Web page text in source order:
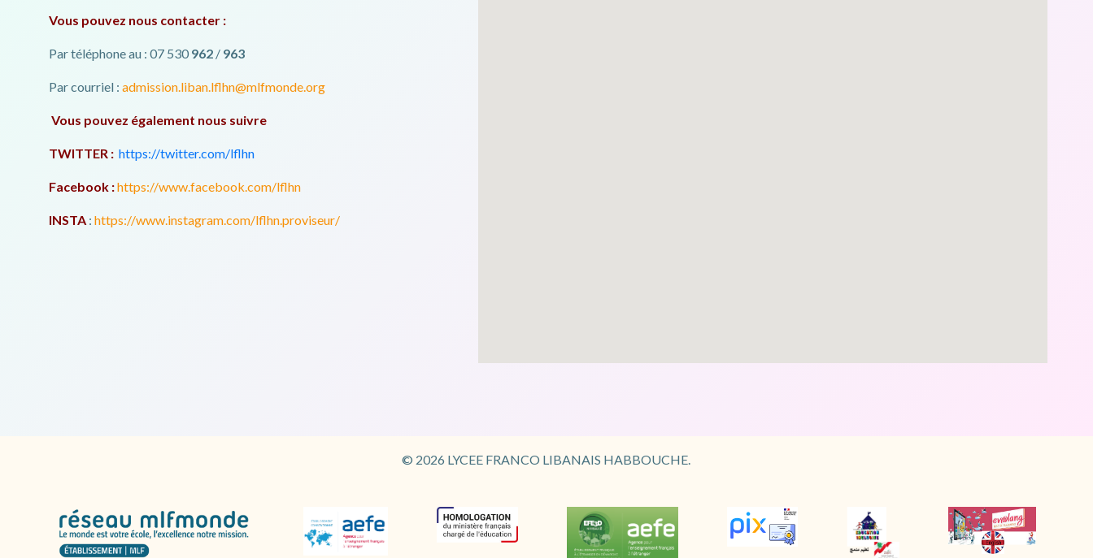
Vous pouvez nous contacter :
Par téléphone au : 07 530 962 / 963
Par courriel :admission.liban.lflhn@mlfmonde.org
Vous pouvez également nous suivre
TWITTER : https://twitter.com/lflhn
Facebook :https://www.facebook.com/lflhn
INSTA :https://www.instagram.com/lflhn.proviseur/
© 2026 LYCEE FRANCO LIBANAIS HABBOUCHE.